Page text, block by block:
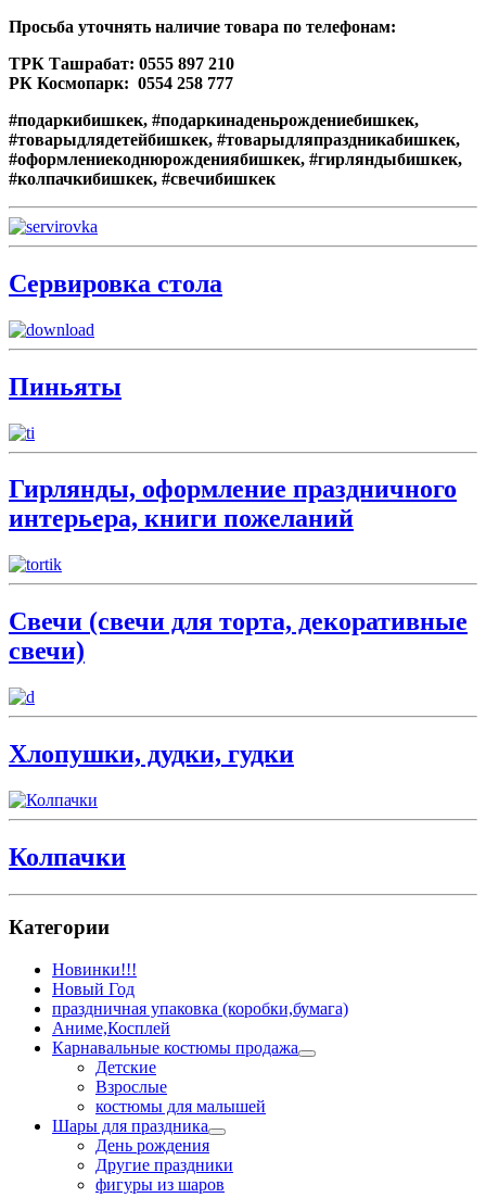
Просьба уточнять наличие товара по телефонам:
ТРК Ташрабат: 0555 897 210
РК Космопарк: 0554 258 777
#подаркибишкек, #подаркинаденьрождениебишкек,
#товарыдлядетейбишкек, #товарыдляпраздникабишкек,
#оформлениекоднюрождениябишкек, #гирляндыбишкек,
#колпачкибишкек, #свечибишкек
Сервировка стола
Пиньяты
Гирлянды, оформление праздничного
интерьера, книги пожеланий
Свечи (свечи для торта, декоративные
свечи)
Хлопушки, дудки, гудки
Колпачки
Категории
Новинки!!!
Новый Год
праздничная упаковка (коробки,бумага)
Аниме,Косплей
Карнавальные костюмы продажа
Детские
Взрослые
костюмы для малышей
Шары для праздника
День рождения
Другие праздники
фигуры из шаров